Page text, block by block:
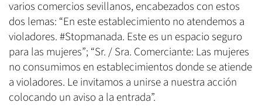
varios comercios sevillanos, encabezados con estos
dos lemas: “En este establecimiento no atendemos a
violadores. #Stopmanada. Este es un espacio seguro
para las mujeres”; “Sr. / Sra. Comerciante: Las mujeres
no consumimos en establecimientos donde se atiende
a violadores. Le invitamos a unirse a nuestra acción
colocando un aviso a la entrada”.